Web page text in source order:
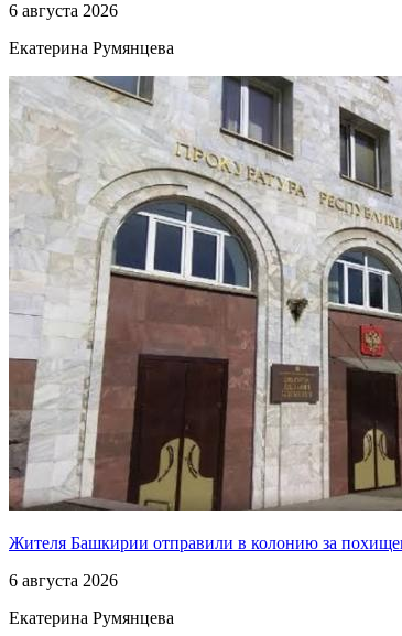
6 августа 2026
Екатерина Румянцева
Жителя Башкирии отправили в колонию за
6 августа 2026
Екатерина Румянцева